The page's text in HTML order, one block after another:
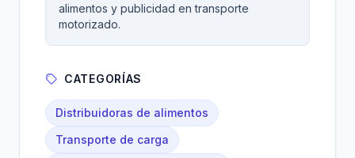
alimentos y publicidad en transporte
motorizado.
CATEGORÍAS
Distribuidoras de alimentos
Transporte de carga